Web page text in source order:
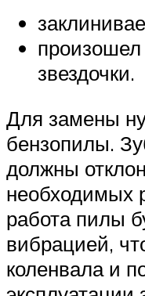
звездочки.
Для замены
бензопилы.
должны
необходимых
работа пилы
вибрацией,
коленвала и